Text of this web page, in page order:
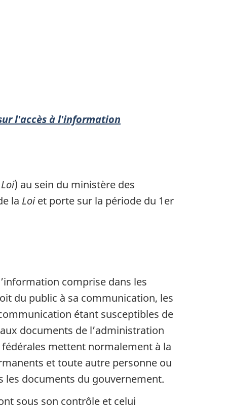
l'accès à l'information
Loi) au sein du ministère des
la Loiet porte sur la période du 1er
comprise dans les
du public à sa communication, les
étant susceptibles de
documents de l’administration
mettent normalement à la
et toute autre personne ou
les documents du gouvernement.
sous son contrôle et celui